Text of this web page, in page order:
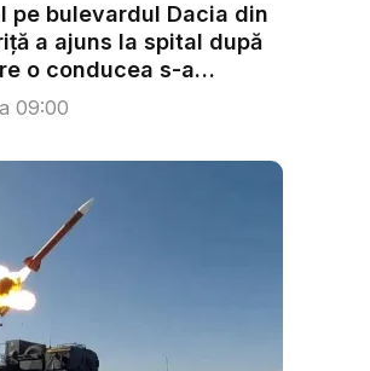
pe bulevardul Dacia din
a ajuns la spital după
o conducea s-a
09:00